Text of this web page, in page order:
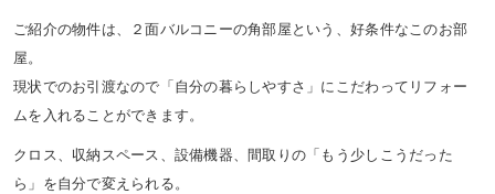
ご紹介の物件は、２面バルコニーの角部屋という、好条件なこのお部
屋。
現状でのお引渡なので「自分の暮らしやすさ」にこだわってリフォー
ムを入れることができます。
クロス、収納スペース、設備機器、間取りの「もう少しこうだった
ら」を自分で変えられる。